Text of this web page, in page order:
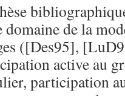
domaine de la
([Des95],
active au
participation